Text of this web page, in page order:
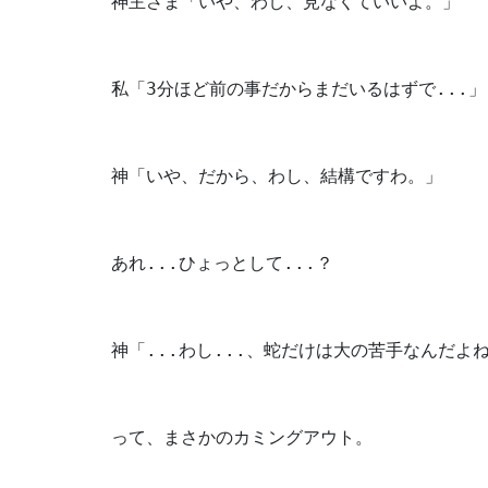
私「3分ほど前の事だからまだいるはずで...」
神「いや、だから、わし、結構ですわ。」
あれ...ひょっとして...？
神「...わし...、蛇だけは大の苦手なんだよ
って、まさかのカミングアウト。